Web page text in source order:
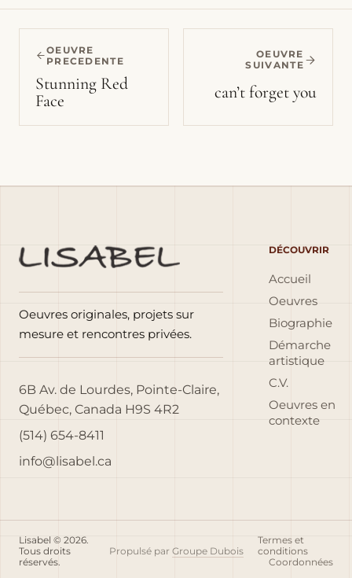
OEUVRE
PRECEDENTE
Stunning Red
Face
OEUVRE
SUIVANTE
can’t forget you
Oeuvres originales, projets sur
mesure et rencontres privées.
6B Av. de Lourdes, Pointe-Claire,
Québec, Canada H9S 4R2
(514) 654-8411
info@lisabel.ca
DÉCOUVRIR
Accueil
Oeuvres
Biographie
Démarche
artistique
C.V.
Oeuvres en
contexte
Lisabel © 2026.
Tous droits
réservés.
Propulsé par Groupe Dubois
Termes et
conditions
Coordonnées